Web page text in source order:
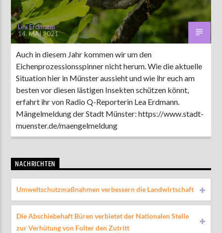
AKTUELLE SENDUNG
COFFEESHOP
09:00 12:00
ZU HÖREN IN Münster 90,9 MHzSteinfurt103,9 MHz
Lea Erdmann
14. MAI 2021
Auch in diesem Jahr kommen wir um den
Eichenprozessionsspinner nicht herum. Wie die aktuelle
Situation hier in Münster aussieht und wie ihr euch am
besten vor diesen lästigen Insekten schützen könnt,
erfahrt ihr von Radio Q-Reporterin Lea Erdmann.
Mängelmeldung der Stadt Münster: https://www.stadt-
muenster.de/maengelmeldung
NACHRICHTEN
Umweltschutzmaßnahmen verbessern die Landwirtschaft
Die Abschiebehaft Büren verbietet der Nationalen Stelle
zur Verhütung von Folter den Zutritt